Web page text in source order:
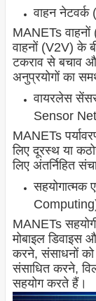
वाहन
MANETs
वाहनों (V2V) के
टकराव से बचाव
अनुप्रयोगों का
वायरलेस
Sensor
MANETs
लिए दूरस्थ या
लिए अंतर्निहित
सहयोगात्मक
MANETs
मोबाइल डिवाइस
करने, संसाधनों
संसाधित करने,
सहयोग करते हैं।